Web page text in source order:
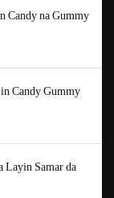
Candy na Gummy
Candy Gummy
Samar da